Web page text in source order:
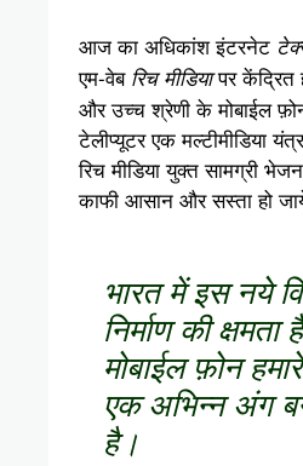
आज का अधिकांश इंटरनेट
एम-वेब रिच मीडियापर केंद्रित
और उच्च श्रेणी के मोबाईल
टेलीप्यूटर एक मल्टीमीडिया
रिच मीडिया युक्त सामग्री
काफी आसान और सस्ता हो
भारत में इस नये
निर्माण की क्षमता
मोबाईल फ़ोन
एक अभिन्न अंग
है।